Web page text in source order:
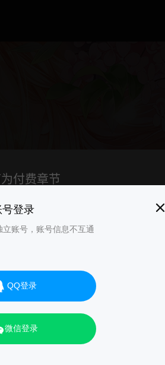
号登录
账号，账号信息不互通
QQ登录
微信登录